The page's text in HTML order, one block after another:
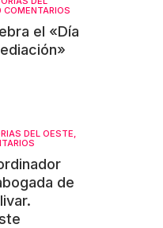
COMENTARIOS
el «Día
DEL OESTE,
de